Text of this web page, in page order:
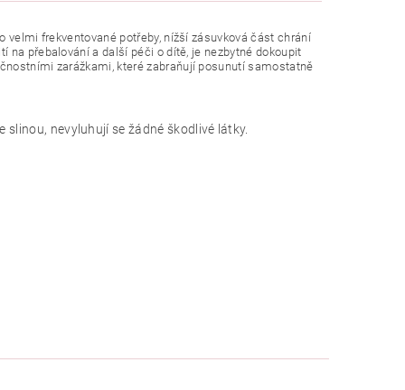
frekventované potřeby, nížší zásuvková část chrání
na přebalování a další péči o dítě, je nezbytné dokoupit
zarážkami, které zabraňují posunutí samostatně
nevyluhují se žádné škodlivé látky.